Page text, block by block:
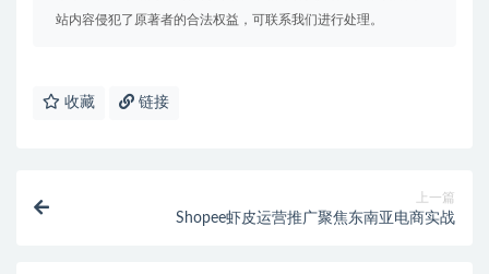
站内容侵犯了原著者的合法权益，可联系我们进行处理。
收藏 链接
上一篇
Shopee虾皮运营推广聚焦东南亚电商实战